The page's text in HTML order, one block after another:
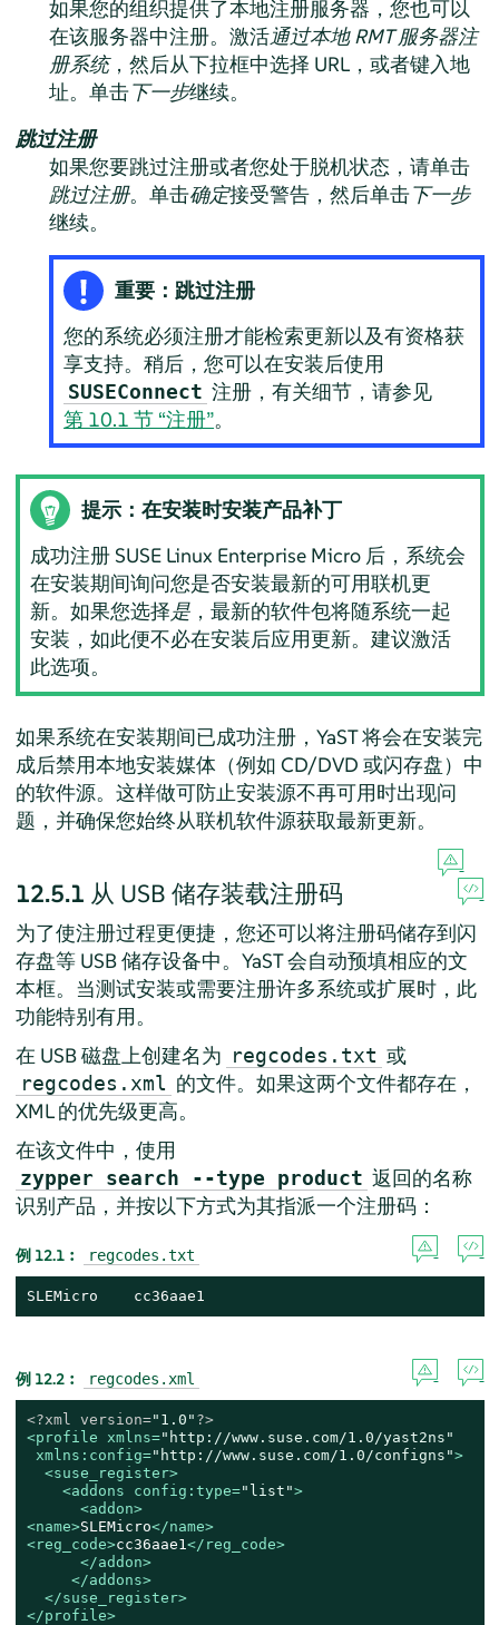
如果您的组织提供了本地注册服务器，您也可以
在该服务器中注册。激活通过本地 RMT 服务器注
册系统，然后从下拉框中选择 URL，或者键入地
址。单击下一步继续。
跳过注册
如果您要跳过注册或者您处于脱机状态，请单击
跳过注册。单击确定接受警告，然后单击下一步
继续。
重要：跳过注册
您的系统必须注册才能检索更新以及有资格获
享支持。稍后，您可以在安装后使用
SUSEConnect 注册，有关细节，请参见
第 10.1 节 “注册”。
提示：在安装时安装产品补丁
成功注册 SUSE Linux Enterprise Micro 后，系统会
在安装期间询问您是否安装最新的可用联机更
新。如果您选择是 ，最新的软件包将随系统一起
安装，如此便不必在安装后应用更新。建议激活
此选项。
如果系统在安装期间已成功注册，YaST 将会在安装完
成后禁用本地安装媒体（例如 CD/DVD 或闪存盘）中
的软件源。这样做可防止安装源不再可用时出现问
题，并确保您始终从联机软件源获取最新更新。
12.5.1 从 USB 储存装载注册码
为了使注册过程更便捷，您还可以将注册码储存到闪
存盘等 USB 储存设备中。YaST 会自动预填相应的文
本框。当测试安装或需要注册许多系统或扩展时，此
功能特别有用。
在 USB 磁盘上创建名为 regcodes.txt 或
regcodes.xml 的文件。如果这两个文件都存在，
XML 的优先级更高。
在该文件中，使用
zypper search --type product 返回的名称
识别产品，并按以下方式为其指派一个注册码：
例 12.1︰ regcodes.txt
SLEMicro    cc36aae1
例 12.2︰ regcodes.xml
<?xml version="1.0" ?>
<profile xmlns="http://www.suse.com/1.0/yast2ns"
xmlns:config="http://www.suse.com/1.0/configns">
<suse_register>
<addons config:type="list">
<addon>
<name>SLEMicro</name>
<reg_code>cc36aae1 </ reg_code>
</addon>
</addons>
</suse_register>
</profile>